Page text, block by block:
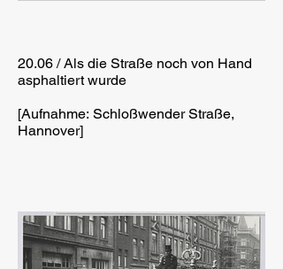
20.06 / Als die Straße noch von Hand
asphaltiert wurde
[Aufnahme: Schloßwender Straße,
Hannover]